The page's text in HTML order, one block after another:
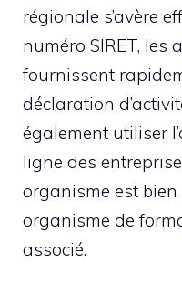
régionale s’avère
numéro SIRET, les
fournissent
déclaration
également utiliser
ligne des
organisme est
organisme de
associé.